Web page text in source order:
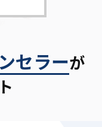
セラーが